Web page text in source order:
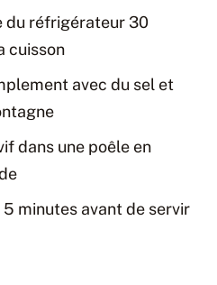
du réfrigérateur 30
cuisson
avec du sel et
dans une poêle en
minutes avant de servir